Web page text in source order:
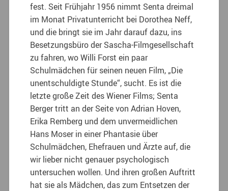
fest. Seit Frühjahr 1956 nimmt Senta dreimal
im Monat Privatunterricht bei Dorothea Neff,
und die bringt sie im Jahr darauf dazu, ins
Besetzungsbüro der Sascha-Filmgesellschaft
zu fahren, wo Willi Forst ein paar
Schulmädchen für seinen neuen Film, „Die
unentschuldigte Stunde“, sucht. Es ist die
letzte große Zeit des Wiener Films; Senta
Berger tritt an der Seite von Adrian Hoven,
Erika Remberg und dem unvermeidlichen
Hans Moser in einer Phantasie über
Schulmädchen, Ehefrauen und Ärzte auf, die
wir lieber nicht genauer psychologisch
untersuchen wollen. Und ihren großen Auftritt
hat sie als Mädchen, das zum Entsetzen der